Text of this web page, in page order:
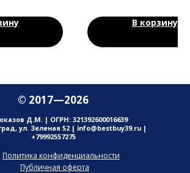
В корзину
© 2017—2026
Д.М. | ОГРН: 321392600016639
ул. Зеленая 52 | info@bestbuy39.ru |
+79992557275
Политика конфиденциальности
Публичная оферта